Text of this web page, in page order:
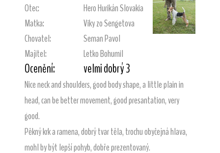
Otec:
Hero Hurikán Slovakia
Matka:
Viky zo Sengetova
Chovatel:
Seman Pavol
Majitel:
Letko Bohumil
Ocenění: velmi dobrý 3
Nice neck and shoulders, good body shape, a little plain in
head, can be better movement, good presantation, very
good.
Pěkný krk a ramena, dobrý tvar těla, trochu obyčejná hlava,
mohl by být lepší pohyb, dobře prezentovaný.